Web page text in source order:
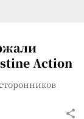
Action